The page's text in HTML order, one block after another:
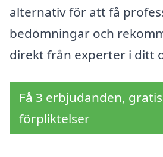
alternativ för att få
bedömningar och
direkt från experter i ditt
Få 3 erbjudanden,
förpliktelser